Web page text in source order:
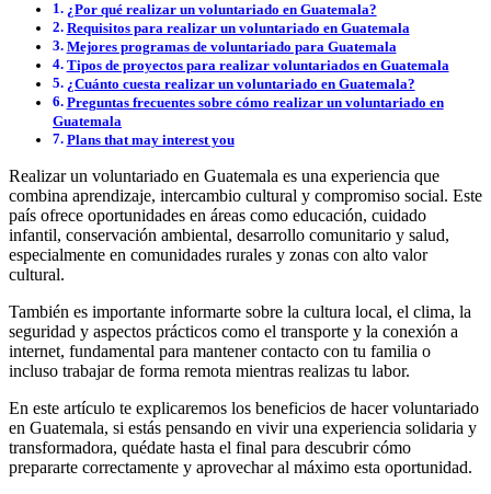
¿Por qué realizar un voluntariado en Guatemala?
Requisitos para realizar un voluntariado en Guatemala
Mejores programas de voluntariado para Guatemala
Tipos de proyectos para realizar voluntariados en Guatemala
¿Cuánto cuesta realizar un voluntariado en Guatemala?
Preguntas frecuentes sobre cómo realizar un voluntariado en
Guatemala
Plans that may interest you
Realizar un voluntariado en Guatemala es una experiencia que
combina aprendizaje, intercambio cultural y compromiso social. Este
país ofrece oportunidades en áreas como educación, cuidado
infantil, conservación ambiental, desarrollo comunitario y salud,
especialmente en comunidades rurales y zonas con alto valor
cultural.
También es importante informarte sobre la cultura local, el clima, la
seguridad y aspectos prácticos como el transporte y la conexión a
internet, fundamental para mantener contacto con tu familia o
incluso trabajar de forma remota mientras realizas tu labor.
En este artículo te explicaremos los beneficios de hacer voluntariado
en Guatemala, si estás pensando en vivir una experiencia solidaria y
transformadora, quédate hasta el final para descubrir cómo
prepararte correctamente y aprovechar al máximo esta oportunidad.